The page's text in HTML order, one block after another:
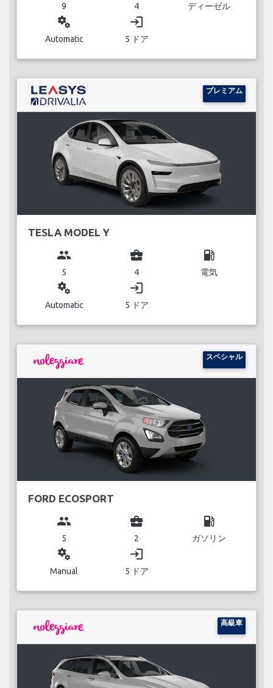
9 4 ディーゼル
miscellaneous_services
Automatic
login
5 ドア
プレミアム
TESLA MODEL Y
group
5
business_center
4
local_gas_station
電気
miscellaneous_services
Automatic
login
5 ドア
スペシャル
FORD ECOSPORT
group
5
business_center
2
local_gas_station
ガソリン
miscellaneous_services
Manual
login
5 ドア
高級車